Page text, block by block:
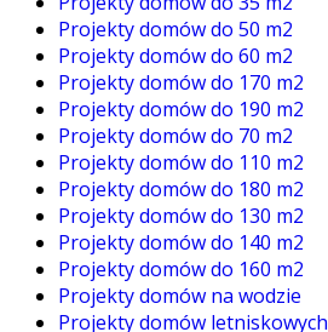
Projekty domów do 50 m2
Projekty domów do 60 m2
Projekty domów do 170 m2
Projekty domów do 190 m2
Projekty domów do 70 m2
Projekty domów do 110 m2
Projekty domów do 180 m2
Projekty domów do 130 m2
Projekty domów do 140 m2
Projekty domów do 160 m2
Projekty domów na wodzie
Projekty domów letniskowych